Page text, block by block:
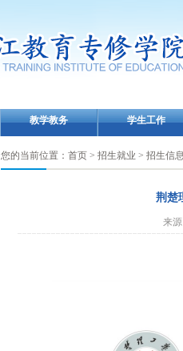
教学教务 学生工作
您的当前位置： 首页 > 招生就业 > 招生信
荆楚
来